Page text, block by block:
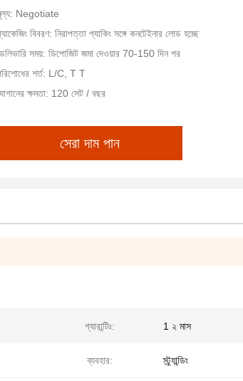
Negotiate
বিবরণ: নিরাপত্তা প্যাকিং সঙ্গে কনটেইনার লোড হচ্ছে
সময়: ডিপোজিট জমা দেওয়ার 70-150 দিন পর
শর্ত: L/C, T T
ক্ষমতা: 120 সেট / বছর
সেরা দাম পান
গ্যারান্টিঃ: 1 ২ মাস
ব্যবহার: স্ট্র্যান্ডিং